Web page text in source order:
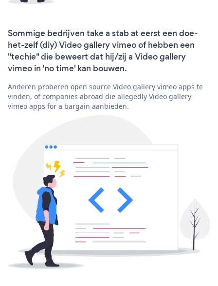
Sommige bedrijven take a stab at eerst een doe-
het-zelf (diy) Video gallery vimeo of hebben een
"techie" die beweert dat hij/zij a Video gallery
vimeo in 'no time' kan bouwen.
Anderen proberen open source Video gallery vimeo apps te
vinden, of companies abroad die allegedly Video gallery
vimeo apps for a bargain aanbieden.